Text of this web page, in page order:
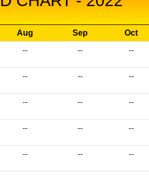
Aug Sep Oct
-- -- --
-- -- --
-- -- --
-- -- --
-- -- --